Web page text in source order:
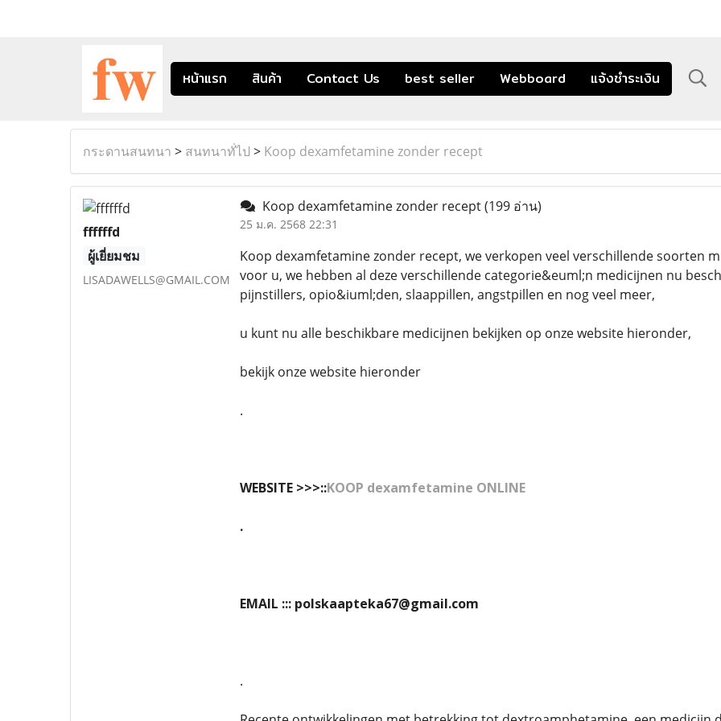
หน้าแรก สินค้า Contact Us best seller Webboard แจ้งชำระเงิน
กระดานสนทนา > สนทนาทั่ไป > Koop dexamfetamine zonder recept
ffffffd
ผู้เยี่ยมชม
LISADAWELLS@GMAIL.COM
Koop dexamfetamine zonder recept(199 อ่าน)
25 ม.ค. 2568 22:31
Koop dexamfetamine zonder recept, we verkopen veel verschillende soorten
voor u, we hebben al deze verschillende categorie&euml;n medicijnen nu
pijnstillers, opio&iuml;den, slaappillen, angstpillen en nog veel meer,
u kunt nu alle beschikbare medicijnen bekijken op onze website hieronder,
bekijk onze website hieronder
.
WEBSITE >>>::KOOP dexamfetamine ONLINE
.
EMAIL ::: polskaapteka67@gmail.com
.